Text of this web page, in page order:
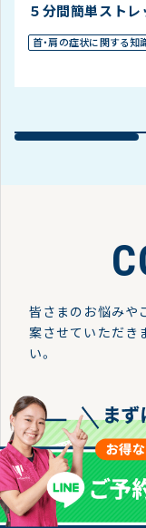
５分間簡単ストレ
首・肩の症状に関する知
皆さまのお悩みや
案させていただき
い。